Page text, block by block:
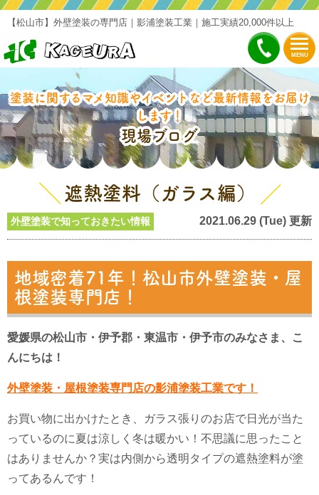
MENU
【松山市】外壁塗装の専門店｜影浦塗装工業｜施工実績20,000件以上
塗装に関するマメ知識やイベントなど最新情報をお届け
します！
現場ブログ
遮熱塗料（ガラス編）
外壁塗装で知っておきたい情報 2021.06.29 (Tue) 更新
地域密着71年！松山市外壁塗装・屋
根塗装専門店！
愛媛県の松山市・伊予郡・東温市・伊予市のみなさま、こ
んにちは！
外壁塗装・屋根塗装専門店の影浦塗装工業です！
お買い物に出かけたとき、ガラス張りのお店で日光が当た
っているのに夏は涼しく冬は暖かい！不思議に思ったこと
はありませんか？実は内側から透明タイプの遮熱塗料が塗
ってあるんです！